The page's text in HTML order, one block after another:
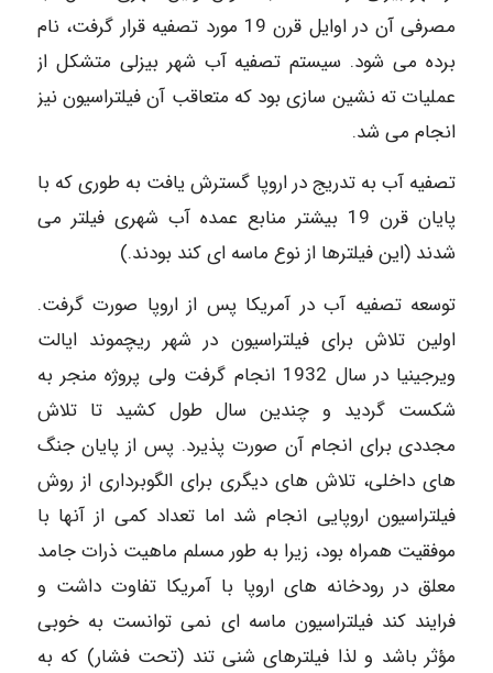
مصرفی آن در اوایل قرن 19 مورد تصفیه قرار گرفت، نام
برده می شود. سیستم تصفیه آب شهر بیزلی متشکل از
عملیات ته نشین سازی بود که متعاقب آن فیلتراسیون نیز
انجام می شد.
تصفیه آب به تدریج در اروپا گسترش یافت به طوری که با
پایان قرن 19 بیشتر منابع عمده آب شهری فیلتر می
شدند (این فیلترها از نوع ماسه ای کند بودند.)
توسعه تصفیه آب در آمریکا پس از اروپا صورت گرفت.
اولین تلاش برای فیلتراسیون در شهر ریچموند ایالت
ویرجینیا در سال 1932 انجام گرفت ولی پروژه منجر به
شکست گردید و چندین سال طول کشید تا تلاش
مجددی برای انجام آن صورت پذیرد. پس از پایان جنگ
های داخلی، تلاش های دیگری برای الگوبرداری از روش
فیلتراسیون اروپایی انجام شد اما تعداد کمی از آنها با
موفقیت همراه بود، زیرا به طور مسلم ماهیت ذرات جامد
معلق در رودخانه های اروپا با آمریکا تفاوت داشت و
فرایند کند فیلتراسیون ماسه ای نمی توانست به خوبی
مؤثر باشد و لذا فیلترهای شنی تند (تحت فشار) که به